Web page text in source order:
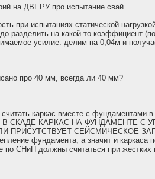
на ДВГ.РУ про испытание свай.
при испытаниях статической
разделить на какой-то коэффициент
усилие. делим на 0,04м и
про 40 мм, всегда ли 40 мм?
считать каркас вместе с
В СКАДЕ КАРКАС НА ФУНДАМЕНТЕ С
ПРИСУТСТВУЕТ СЕЙСМИЧЕСКОЕ
фундамента, а значит и каркаса
по СНиП должны считаться при жестких